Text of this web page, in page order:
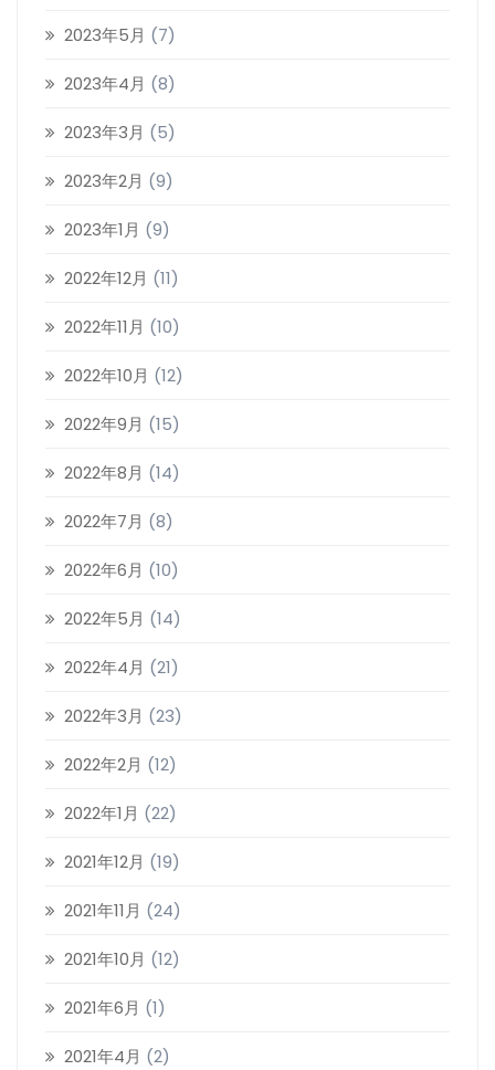
2023年5月 (7)
2023年4月 (8)
2023年3月 (5)
2023年2月 (9)
2023年1月 (9)
2022年12月 (11)
2022年11月 (10)
2022年10月 (12)
2022年9月 (15)
2022年8月 (14)
2022年7月 (8)
2022年6月 (10)
2022年5月 (14)
2022年4月 (21)
2022年3月 (23)
2022年2月 (12)
2022年1月 (22)
2021年12月 (19)
2021年11月 (24)
2021年10月 (12)
2021年6月 (1)
2021年4月 (2)